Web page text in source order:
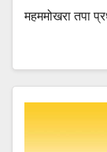
महममोखरा तपा